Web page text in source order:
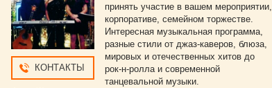
КОНТАКТЫ
принять участие в вашем мероприятии,
корпоративе, семейном торжестве.
Интересная музыкальная программа,
разные стили от джаз-каверов, блюза,
мировых и отечественных хитов до
рок-н-ролла и современной
танцевальной музыки.